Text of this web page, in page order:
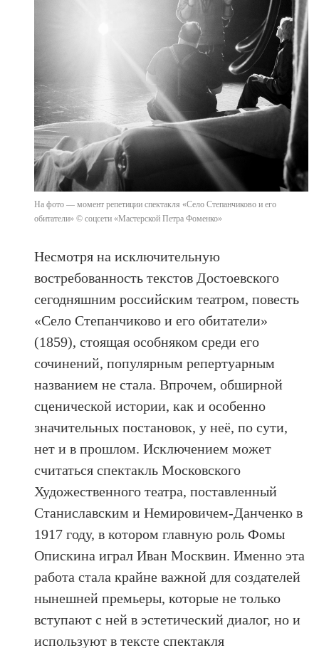
На фото — момент репетиции спектакля «Село Степанчиково и его
обитатели» © соцсети «Мастерской Петра Фоменко»
Несмотря на исключительную
востребованность текстов Достоевского
сегодняшним российским театром, повесть
«Село Степанчиково и его обитатели»
(1859), стоящая особняком среди его
сочинений, популярным репертуарным
названием не стала. Впрочем, обширной
сценической истории, как и особенно
значительных постановок, у неё, по сути,
нет и в прошлом. Исключением может
считаться спектакль Московского
Художественного театра, поставленный
Станиславским и Немировичем-Данченко в
1917 году, в котором главную роль Фомы
Опискина играл Иван Москвин. Именно эта
работа стала крайне важной для создателей
нынешней премьеры, которые не только
вступают с ней в эстетический диалог, но и
используют в тексте спектакля